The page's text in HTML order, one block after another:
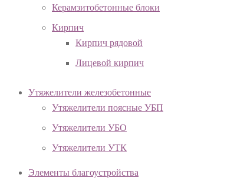
Керамзитобетонные блоки
Кирпич
Кирпич рядовой
Лицевой кирпич
Утяжелители железобетонные
Утяжелители поясные УБП
Утяжелители УБО
Утяжелители УТК
Элементы благоустройства